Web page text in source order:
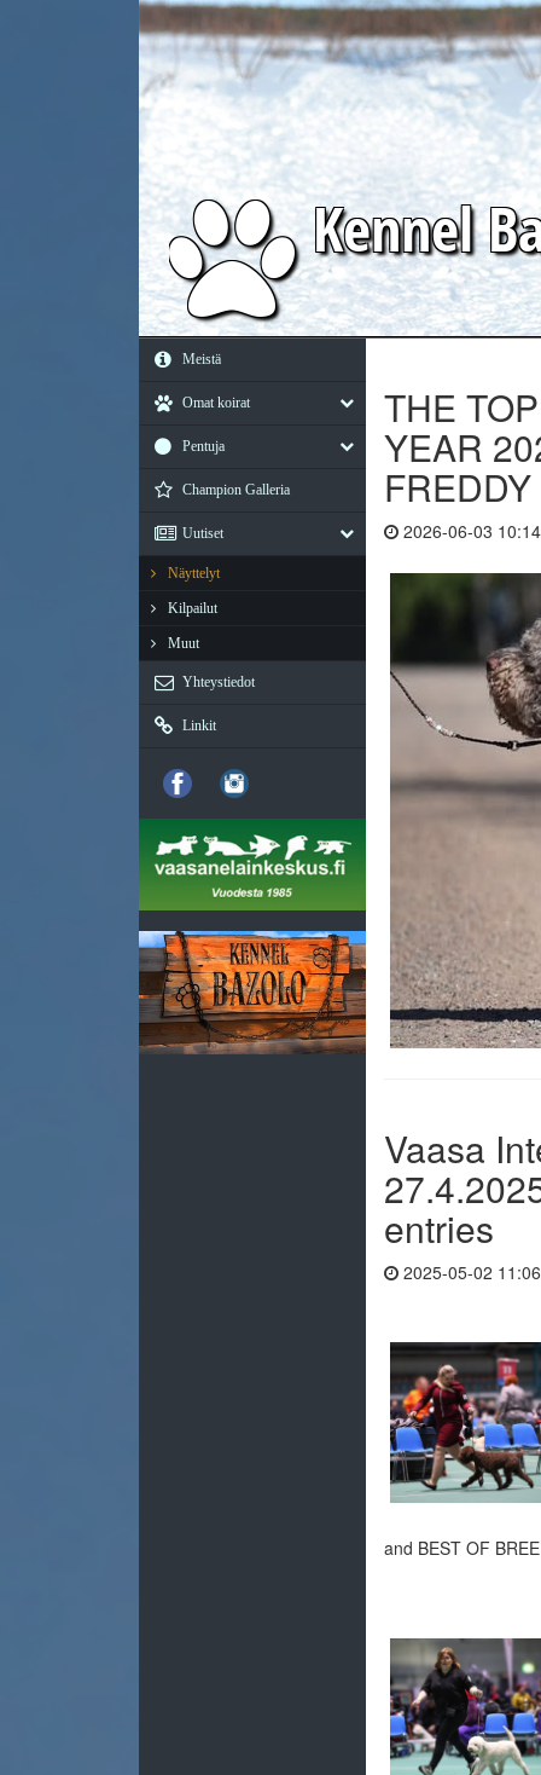
Kennel
Meistä
Omat koirat
Pentuja
Champion Galleria
Uutiset
Näyttelyt
Kilpailut
Muut
Yhteystiedot
Linkit
THE
YEAR
2026-06-03
Vaasa
entries
2025-05-02
and BEST OF